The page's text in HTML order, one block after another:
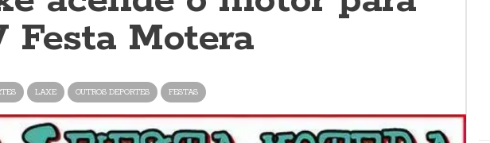
Festa Motera
LAXE OUTROS DEPORTES FESTAS